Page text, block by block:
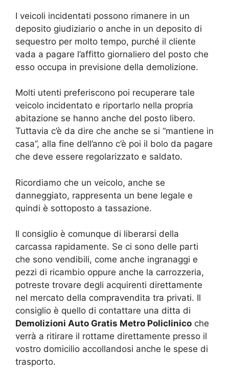
I veicoli incidentati possono rimanere in un
deposito giudiziario o anche in un deposito di
sequestro per molto tempo, purché il cliente
vada a pagare l’affitto giornaliero del posto che
esso occupa in previsione della demolizione.
Molti utenti preferiscono poi recuperare tale
veicolo incidentato e riportarlo nella propria
abitazione se hanno anche del posto libero.
Tuttavia c’è da dire che anche se si “mantiene in
casa”, alla fine dell’anno c’è poi il bolo da pagare
che deve essere regolarizzato e saldato.
Ricordiamo che un veicolo, anche se
danneggiato, rappresenta un bene legale e
quindi è sottoposto a tassazione.
Il consiglio è comunque di liberarsi della
carcassa rapidamente. Se ci sono delle parti
che sono vendibili, come anche ingranaggi e
pezzi di ricambio oppure anche la carrozzeria,
potreste trovare degli acquirenti direttamente
nel mercato della compravendita tra privati. Il
consiglio è quello di contattare una ditta di
Demolizioni Auto Gratis Metro Policlinico che
verrà a ritirare il rottame direttamente presso il
vostro domicilio accollandosi anche le spese di
trasporto.